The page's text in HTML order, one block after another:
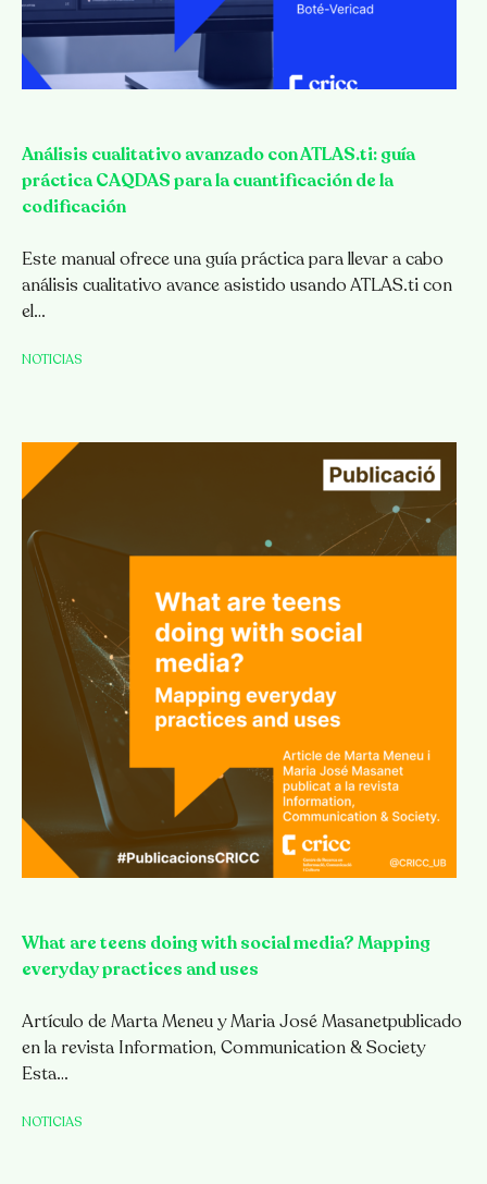
Análisis cualitativo avanzado con ATLAS.ti: guía
práctica CAQDAS para la cuantificación de la
codificación
Este manual ofrece una guía práctica para llevar a cabo
análisis cualitativo avance asistido usando ATLAS.ti con
el…
NOTICIAS
What are teens doing with social media? Mapping
everyday practices and uses
Artículo de Marta Meneu y Maria José Masanetpublicado
en la revista Information, Communication & Society
Esta…
NOTICIAS